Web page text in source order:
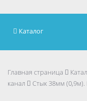
Каталог
Главная страница
канал
Стык 38мм